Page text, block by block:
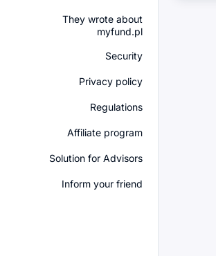
They wrote about
myfund.pl
Security
Privacy policy
Regulations
Affiliate program
Solution for Advisors
Inform your friend